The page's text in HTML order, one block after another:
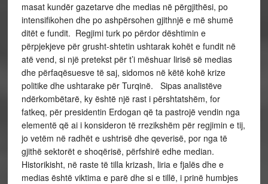
masat kundër gazetarve dhe medias në përgjithësi, po
intensifikohen dhe po ashpërsohen gjithnjë e më shumë
ditët e fundit. Regjimi turk po përdor dështimin e
përpjekjeve për grusht-shtetin ushtarak kohët e fundit në
atë vend, si një pretekst për t’i mëshuar lirisë së medias
dhe përfaqësuesve të saj, sidomos në këtë kohë krize
politike dhe ushtarake për Turqinë. Sipas analistëve
ndërkombëtarë, ky është një rast i përshtatshëm, for
fatkeq, për presidentin Erdogan që ta pastrojë vendin nga
elementë që ai i konsideron të rrezikshëm për regjimin e tij,
jo vetëm në radhët e ushtrisë dhe qeverisë, por nga të
gjithë sektorët e shoqërisë, përfshirë edhe median.
Historikisht, në raste të tilla krizash, liria e fjalës dhe e
medias është viktima e parë dhe si e tillë, i prinë humbjes